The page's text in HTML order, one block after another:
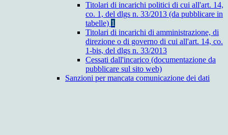
Titolari di incarichi politici di cui all'art. 14,
co. 1, del dlgs n. 33/2013 (da pubblicare in
tabelle) 1
Titolari di incarichi di amministrazione, di
direzione o di governo di cui all'art. 14, co.
1-bis, del dlgs n. 33/2013
Cessati dall'incarico (documentazione da
pubblicare sul sito web)
Sanzioni per mancata comunicazione dei dati